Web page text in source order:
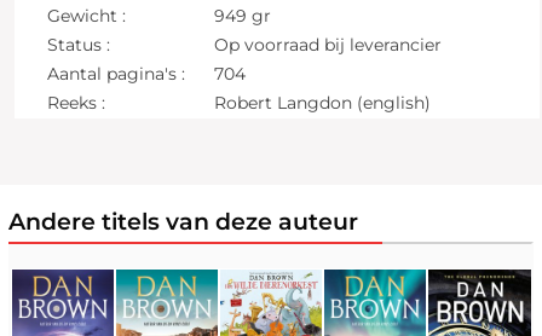
Gewicht :
949 gr
Status :
Op voorraad bij leverancier
Aantal pagina's :
704
Reeks :
Robert Langdon (english)
Andere titels van deze auteur